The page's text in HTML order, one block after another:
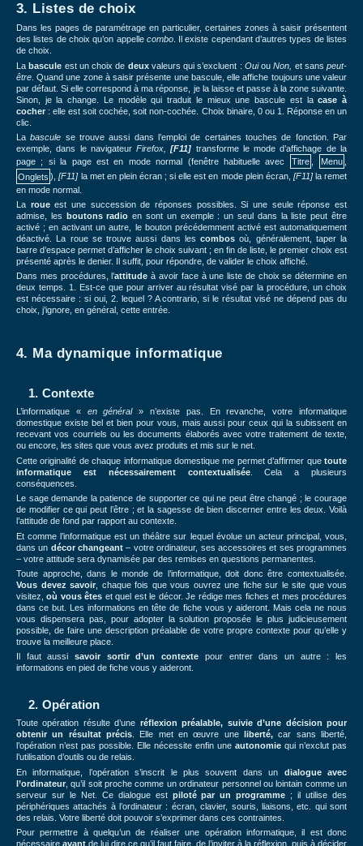
3. Listes de choix
Dans les pages de paramétrage en particulier, certaines zones à saisir présentent
des listes de choix qu’on appelle combo. Il existe cependant d’autres types de listes
de choix.
Labascule est un choix de deuxvaleurs qui s’excluent : OuiouNon, et sans peut-
être . Quand une zone à saisir présente une bascule, elle affiche toujours une valeur
par défaut. Si elle correspond à ma réponse, je la laisse et passe à la zone suivante.
Sinon, je la change. Le modèle qui traduit le mieux une bascule est lacase à
cocher : elle est soit cochée, soit non-cochée. Choix binaire, 0 ou 1. Réponse en un
clic.
Labascule se trouve aussi dans l’emploi de certaines touches de fonction. Par
exemple, dans le navigateurFirefox,[F11] transforme le mode d’affichage de la
page ; si la page est en mode normal (fenêtre habituelle avec
Titre Menu
Onglets ),[F11]la met en plein écran ; si elle est en mode plein écran, [F11]la remet
en mode normal.
La roueest une succession de réponses possibles. Si une seule réponse est
admise, les boutons radio en sont un exemple : un seul dans la liste peut être
activé ; en activant un autre, le bouton précédemment activé est automatiquement
déactivé. La roue se trouve aussi dans les combos où, généralement, taper la
barre d’espace permet d’afficher le choix suivant ; en fin de liste, le premier choix est
présenté après le denier. Il suffit, pour répondre, de valider le choix affiché.
Dans mes procédures, l’attitude à avoir face à une liste de choix se détermine en
deux temps. 1. Est-ce que pour arriver au résultat visé par la procédure, un choix
est nécessaire : si oui, 2. lequel ? A contrario, si le résultat visé ne dépend pas du
choix, j’ignore, en général, cette entrée.
4. Ma dynamique informatique
1. Contexte
L’informatique « en général» n’existe pas. En revanche, votre informatique
domestique existe bel et bien pour vous, mais aussi pour ceux qui la subissent en
recevant vos courriels ou les documents élaborés avec votre traitement de texte,
ou encore, les sites que vous avez produits et mis sur le net.
Cette originalité de chaque informatique domestique me permet d’affirmer que toute
informatique est nécessairement contextualisée. Cela a plusieurs
conséquences.
Le sage demande la patience de supporter ce qui ne peut être changé ; le courage
de modifier ce qui peut l’être ; et la sagesse de bien discerner entre les deux. Voilà
l’attitude de fond par rapport au contexte.
Et comme l’informatique est un théâtre sur lequel évolue un acteur principal, vous,
dans un décor changeant– votre ordinateur, ses accessoires et ses programmes
– votre attitude sera dynamisée par des remises en questions permanentes.
Toute approche, dans le monde de l’informatique, doit donc être contextualisée.
Vous devez savoir, chaque fois que vous ouvrez une fiche sur le site que vous
visitez,où vous êtes et quel est le décor. Je rédige mes fiches et mes procédures
dans ce but. Les informations en tête de fiche vous y aideront. Mais cela ne nous
vous dispensera pas, pour adopter la solution proposée le plus judicieusement
possible, de faire une description préalable de votre propre contexte pour qu’elle y
trouve la meilleure place.
Il faut aussisavoir sortir d’un contexte pour entrer dans un autre : les
informations en pied de fiche vous y aideront.
2. Opération
Toute opération résulte d’une réflexion préalable, suivie d’une décision pour
obtenir un résultat précis. Elle met en œuvre une liberté, car sans liberté,
l’opération n’est pas possible. Elle nécessite enfin une autonomie qui n’exclut pas
l’utilisation d’outils ou de relais.
En informatique, l’opération s’inscrit le plus souvent dans un dialogue avec
l’ordinateur, qu’il soit proche comme un ordinateur personnel ou lointain comme un
serveur sur le Net. Ce dialogue est piloté par un programme ; il utilise des
périphériques attachés à l’ordinateur : écran, clavier, souris, liaisons, etc. qui sont
des relais. Votre liberté doit pouvoir s’exprimer dans ces contraintes.
Pour permettre à quelqu’un de réaliser une opération informatique, il est donc
nécessaire avant de lui dire ce qu’il faut faire, de l’inviter à la réflexion, puis à décider